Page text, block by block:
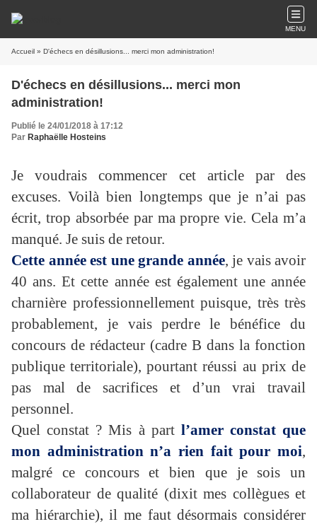
MENU
Accueil » D'échecs en désillusions... merci mon administration!
D'échecs en désillusions... merci mon
administration!
Publié le 24/01/2018 à 17:12
Par Raphaëlle Hosteins
Je voudrais commencer cet article par des
excuses. Voilà bien longtemps que je n’ai pas
écrit, trop absorbée par ma propre vie. Cela m’a
manqué. Je suis de retour.
Cette année est une grande année, je vais avoir
40 ans. Et cette année est également une année
charnière professionnellement puisque, très très
probablement, je vais perdre le bénéfice du
concours de rédacteur (cadre B dans la fonction
publique territoriale), pourtant réussi au prix de
pas mal de sacrifices et d’un vrai travail
personnel.
Quel constat ? Mis à part l’amer constat que
mon administration n’a rien fait pour moi,
malgré ce concours et bien que je sois un
collaborateur de qualité (dixit mes collègues et
ma hiérarchie), il me faut désormais considérer